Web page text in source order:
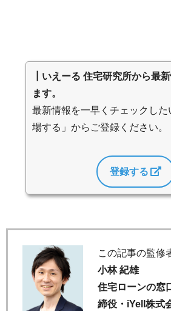
┃いえーる 住宅研究所から最
ます。
最新情報を一早くチェックした
場する」からご登録ください。
登録する
この記事の監修
小林 紀雄
住宅ローンの窓
締役・iYell株式